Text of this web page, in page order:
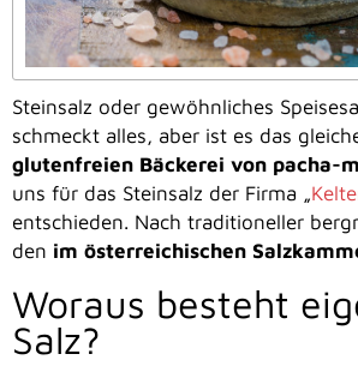
Steinsalz oder gewöhnliches
schmeckt alles, aber ist es das
glutenfreien Bäckerei von pacha-
uns für das Steinsalz der Firma „
entschieden. Nach traditioneller
den im österreichischen
Woraus besteht
Salz?